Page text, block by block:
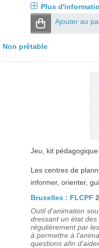
Plus
Ajouter au
Non prêtable
Jeu, kit pédagogique
Les centres de
informer, orienter,
Bruxelles : FLCPF
Outil d'animation
dressant un état
régulièrement par
à permettre à
questions afin